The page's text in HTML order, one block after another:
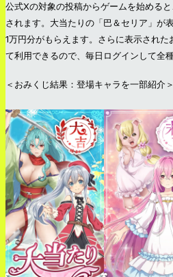
公式Xの対象の投稿からゲームを始める
されます。大当たりの「巴＆セリア」が
1万円分がもらえます。さらに表示され
て利用できるので、毎日ログインして全
＜おみくじ結果：登場キャラを一部紹介＞